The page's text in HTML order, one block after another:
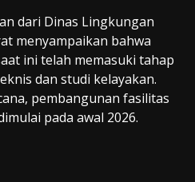
dari Dinas Lingkungan
menyampaikan bahwa
ini telah memasuki tahap
dan studi kelayakan.
pembangunan fasilitas
pada awal 2026.